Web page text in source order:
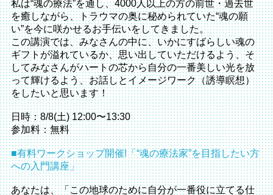
私は“魂の療法”を通し、4000人以上の方の前世・過去世
を癒しながら、トラウマの奥に秘められていた“魂の願
い”を今に咲かせるお手伝いをしてきました。
この講演では、みなさんの中に、いかにすばらしい魂の
ギフトが溢れているか、思い出していただけるよう、そ
してみなさんがハートの芯から自分の一番美しい光を放
って輝けるよう、お話しとイメージワーク（誘導瞑想）
をしたいと思います！
日時：8/8(土) 12:00〜13:30
参加料：無料
■有料ワークショップ開催!「“魂の療法家”を目指したい方
への入門講座」
あなたは、「この地球のために自分が一番役に立てる仕